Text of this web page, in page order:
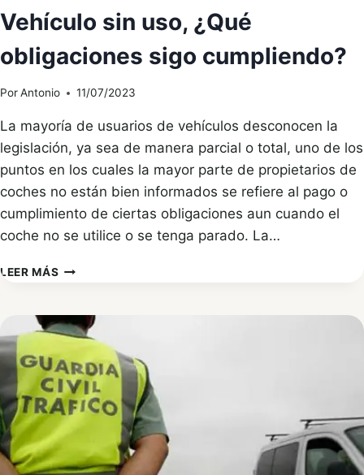
Vehículo sin uso, ¿Qué
obligaciones sigo cumpliendo?
PorAntonio 11/07/2023
La mayoría de usuarios de vehículos desconocen la
legislación, ya sea de manera parcial o total, uno de los
puntos en los cuales la mayor parte de propietarios de
coches no están bien informados se refiere al pago o
cumplimiento de ciertas obligaciones aun cuando el
coche no se utilice o se tenga parado. La…
LEER MÁS VEHÍCULO
¿QUÉ
OBLIGACIONES
SIGO
CUMPLIENDO?